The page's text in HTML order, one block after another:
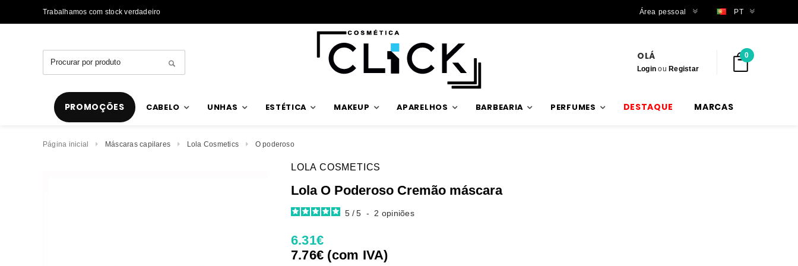
Trabalhamos com stock verdadeiro Trabalhamos com stock verdadeiro
Área pessoal PT
OLÁ
Login ouRegistar
0
PROMOÇÕES CABELO UNHAS ESTÉTICA MAKEUP APARELHOS BARBEARIA PERFUMES DESTAQUE MARCAS
Página inicial Máscaras capilares Lola Cosmetics O poderoso
LOLA COSMETICS
Lola O Poderoso Cremão máscara
5 / 5 - 2 opiniões
6.31€
7.76€ (com IVA)